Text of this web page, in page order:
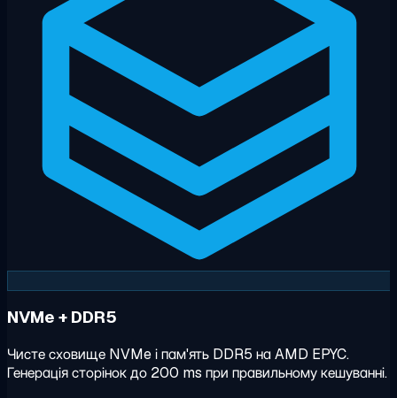
NVMe + DDR5
Чисте сховище NVMe і пам'ять DDR5 на AMD EPYC.
Генерація сторінок до 200 ms при правильному кешуванні.